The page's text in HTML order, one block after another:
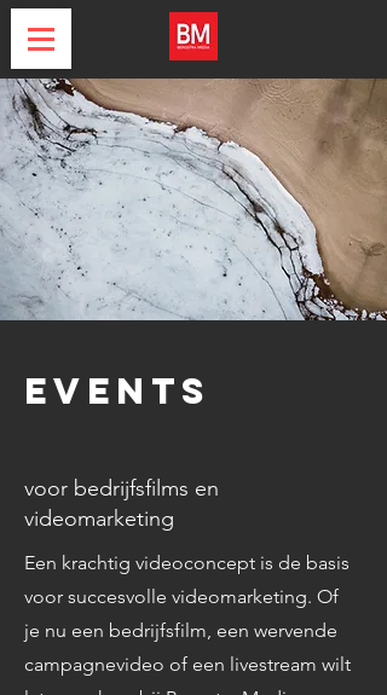
events
voor bedrijfsfilms en
videomarketing
Een krachtig videoconcept is de basis
voor succesvolle videomarketing. Of
je nu een bedrijfsfilm, een wervende
campagnevideo of een livestream wilt